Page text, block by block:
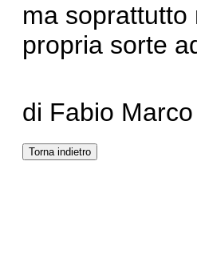
ma
propria sorte
di Fabio